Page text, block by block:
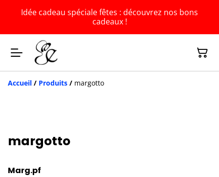
Idée cadeau spéciale fêtes : découvrez nos bons
cadeaux !
Accueil / Produits / margotto
margotto
Marg.pf